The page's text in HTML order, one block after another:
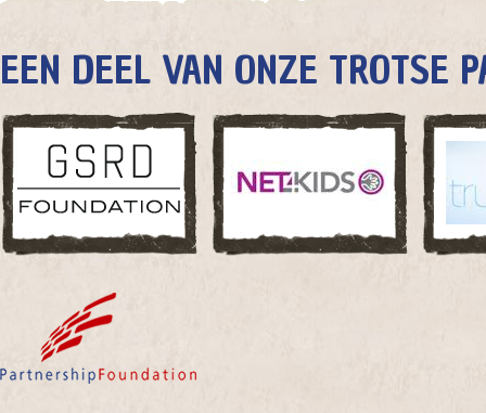
EEN DEEL VAN ONZE TROTSE